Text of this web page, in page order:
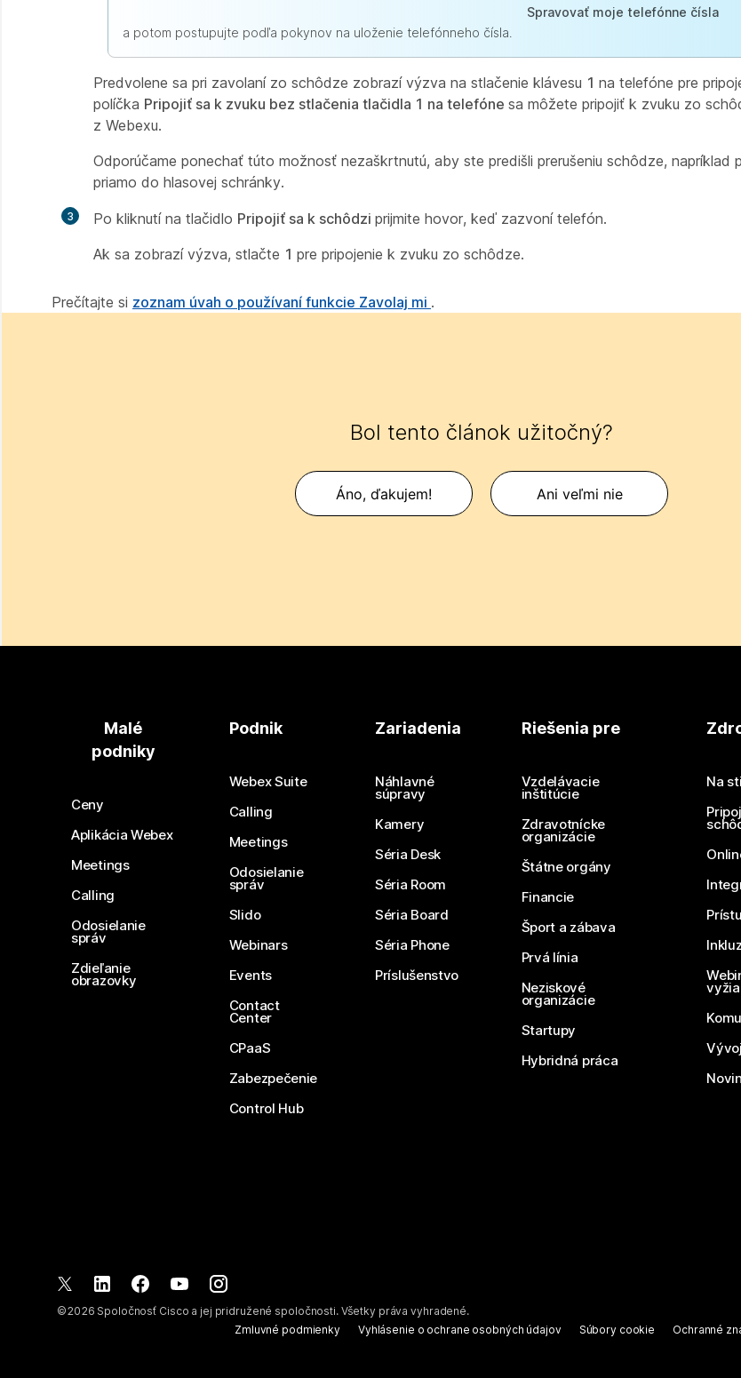
Spravovať moje telefónne čísla
a potom postupujte podľa pokynov na uloženie telefónneho čísla.
Predvolene sa pri zavolaní zo schôdze zobrazí výzva na stlačenie klávesu 1 na telefóne pre
políčka Pripojiť sa k zvuku bez stlačenia tlačidla 1 na telefóne sa môžete pripojiť k zvuku zo
z Webexu.
Odporúčame ponechať túto možnosť nezaškrtnutú, aby ste predišli prerušeniu schôdze, napríklad
priamo do hlasovej schránky.
3 Po kliknutí na tlačidlo Pripojiť sa k schôdzi prijmite hovor, keď zazvoní telefón.
Ak sa zobrazí výzva, stlačte 1 pre pripojenie k zvuku zo schôdze.
Prečítajte si zoznam úvah o používaní funkcie Zavolaj mi .
Bol tento článok užitočný?
Áno, ďakujem! Ani veľmi nie
Malé
podniky
Ceny
Aplikácia Webex
Meetings
Calling
Odosielanie
správ
Zdieľanie
obrazovky
Podnik
Webex Suite
Calling
Meetings
Odosielanie
správ
Slido
Webinars
Events
Contact
Center
CPaaS
Zabezpečenie
Control Hub
Zariadenia
Náhlavné
súpravy
Kamery
Séria Desk
Séria Room
Séria Board
Séria Phone
Príslušenstvo
Riešenia pre
Vzdelávacie
inštitúcie
Zdravotnícke
organizácie
Štátne orgány
Financie
Šport a zábava
Prvá línia
Neziskové
organizácie
Startupy
Hybridná práca
Na
©2026 Spoločnosť Cisco a jej pridružené spoločnosti. Všetky práva vyhradené.
Zmluvné podmienky
Vyhlásenie o ochrane osobných údajov Súbory cookie Ochranné